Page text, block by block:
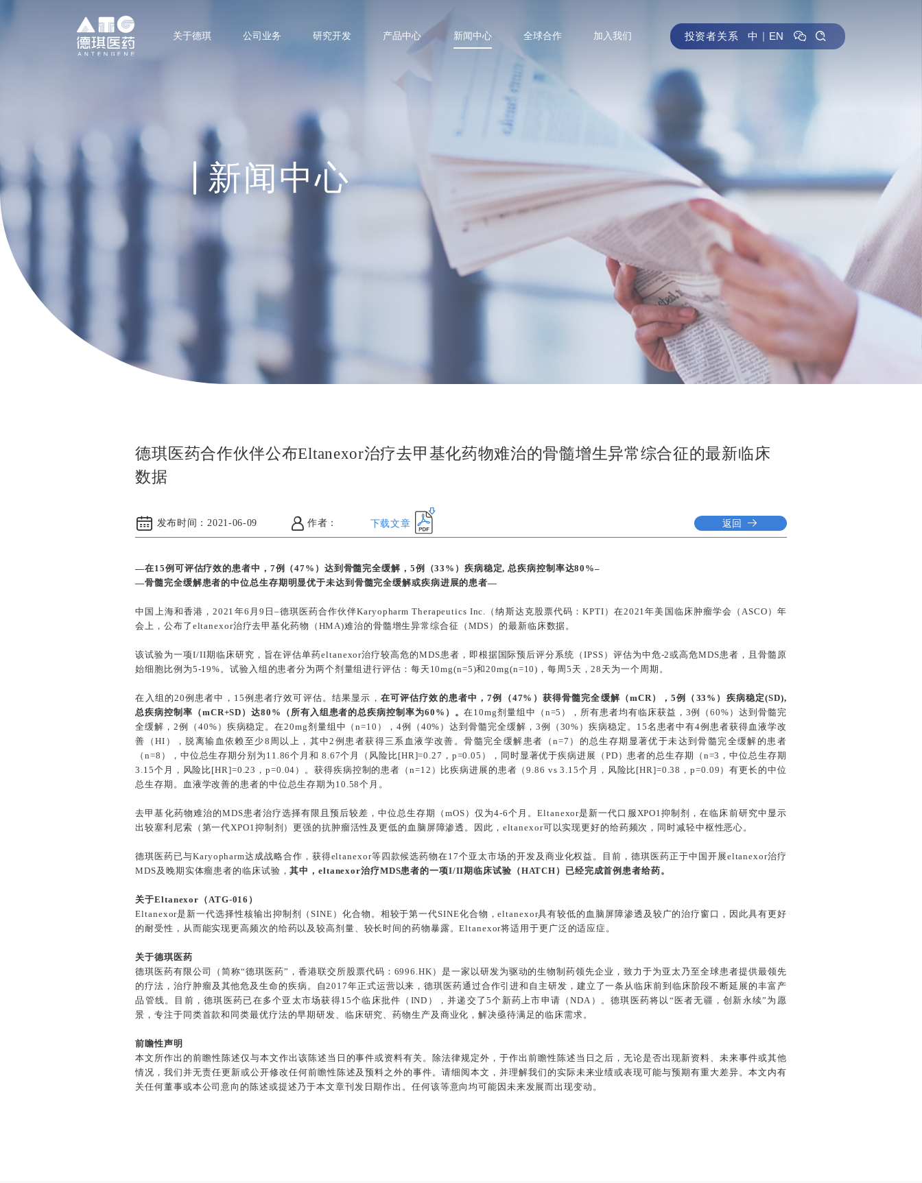
关于德琪 公司业务 研究开发 产品中心 新闻中心 全球合作 加入我们 投资者关系 中 ｜ EN
新闻中心
德琪医药合作伙伴公布Eltanexor治疗去甲基化药物难治的骨髓增生异常综合征的最新临床
数据
发布时间：2021-06-09 作者： 下载文章 返回
—在15例可评估疗效的患者中，7例（47%）达到骨髓完全缓解，5例（33%）疾病稳定, 总疾病控制率达80%–
—骨髓完全缓解患者的中位总生存期明显优于未达到骨髓完全缓解或疾病进展的患者—
中国上海和香港，2021年6月9日–德琪医药合作伙伴Karyopharm Therapeutics Inc.（纳斯达克股票代码：KPTI）在2021年美国临床肿瘤学会（ASCO）年
会上，公布了eltanexor治疗去甲基化药物（HMA)难治的骨髓增生异常综合征（MDS）的最新临床数据。
该试验为一项I/II期临床研究，旨在评估单药eltanexor治疗较高危的MDS患者，即根据国际预后评分系统（IPSS）评估为中危-2或高危MDS患者，且骨髓原
始细胞比例为5-19%。试验入组的患者分为两个剂量组进行评估：每天10mg(n=5)和20mg(n=10)，每周5天，28天为一个周期。
在入组的20例患者中，15例患者疗效可评估。结果显示， 在可评估疗效的患者中，7例（47%）获得骨髓完全缓解（mCR），5例（33%）疾病稳定(SD),
总疾病控制率（mCR+SD）达80%（所有入组患者的总疾病控制率为60%）。在10mg剂量组中（n=5），所有患者均有临床获益，3例（60%）达到骨髓完
全缓解，2例（40%）疾病稳定。在20mg剂量组中（n=10），4例（40%）达到骨髓完全缓解，3例（30%）疾病稳定。15名患者中有4例患者获得血液学改
善（HI），脱离输血依赖至少8周以上，其中2例患者获得三系血液学改善。骨髓完全缓解患者（n=7）的总生存期显著优于未达到骨髓完全缓解的患者
（n=8），中位总生存期分别为11.86个月和 8.67个月（风险比[HR]=0.27，p=0.05），同时显著优于疾病进展（PD）患者的总生存期（n=3，中位总生存期
3.15个月，风险比[HR]=0.23，p=0.04）。获得疾病控制的患者（n=12）比疾病进展的患者（9.86 vs 3.15个月，风险比[HR]=0.38，p=0.09）有更长的中位
总生存期。血液学改善的患者的中位总生存期为10.58个月。
去甲基化药物难治的MDS患者治疗选择有限且预后较差，中位总生存期（mOS）仅为4-6个月。Eltanexor是新一代口服XPO1抑制剂，在临床前研究中显示
出较塞利尼索（第一代XPO1抑制剂）更强的抗肿瘤活性及更低的血脑屏障渗透。因此，eltanexor可以实现更好的给药频次，同时减轻中枢性恶心。
德琪医药已与Karyopharm达成战略合作，获得eltanexor等四款候选药物在17个亚太市场的开发及商业化权益。目前，德琪医药正于中国开展eltanexor治疗
MDS及晚期实体瘤患者的临床试验，其中，eltanexor治疗MDS患者的一项I/II期临床试验（HATCH）已经完成首例患者给药。
关于Eltanexor（ATG-016）
Eltanexor是新一代选择性核输出抑制剂（SINE）化合物。相较于第一代SINE化合物，eltanexor具有较低的血脑屏障渗透及较广的治疗窗口，因此具有更好
的耐受性，从而能实现更高频次的给药以及较高剂量、较长时间的药物暴露。Eltanexor将适用于更广泛的适应症。
关于德琪医药
德琪医药有限公司（简称“德琪医药”，香港联交所股票代码：6996.HK）是一家以研发为驱动的生物制药领先企业，致力于为亚太乃至全球患者提供最领先
的疗法，治疗肿瘤及其他危及生命的疾病。自2017年正式运营以来，德琪医药通过合作引进和自主研发，建立了一条从临床前到临床阶段不断延展的丰富产
品管线。目前，德琪医药已在多个亚太市场获得15个临床批件（IND），并递交了5个新药上市申请（NDA）。德琪医药将以“医者无疆，创新永续”为愿
景，专注于同类首款和同类最优疗法的早期研发、临床研究、药物生产及商业化，解决亟待满足的临床需求。
前瞻性声明
本文所作出的前瞻性陈述仅与本文作出该陈述当日的事件或资料有关。除法律规定外，于作出前瞻性陈述当日之后，无论是否出现新资料、未来事件或其他
情况，我们并无责任更新或公开修改任何前瞻性陈述及预料之外的事件。请细阅本文，并理解我们的实际未来业绩或表现可能与预期有重大差异。本文内有
关任何董事或本公司意向的陈述或提述乃于本文章刊发日期作出。任何该等意向均可能因未来发展而出现变动。